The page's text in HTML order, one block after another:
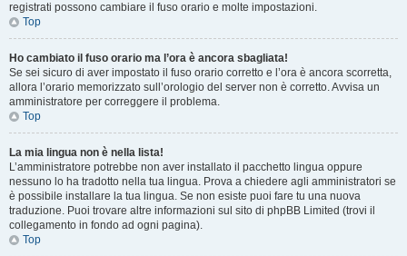
registrati possono cambiare il fuso orario e molte impostazioni.
Top
Ho cambiato il fuso orario ma l’ora è ancora sbagliata!
Se sei sicuro di aver impostato il fuso orario corretto e l’ora è ancora scorretta,
allora l’orario memorizzato sull’orologio del server non è corretto. Avvisa un
amministratore per correggere il problema.
Top
La mia lingua non è nella lista!
L’amministratore potrebbe non aver installato il pacchetto lingua oppure
nessuno lo ha tradotto nella tua lingua. Prova a chiedere agli amministratori se
è possibile installare la tua lingua. Se non esiste puoi fare tu una nuova
traduzione. Puoi trovare altre informazioni sul sito di phpBB Limited (trovi il
collegamento in fondo ad ogni pagina).
Top